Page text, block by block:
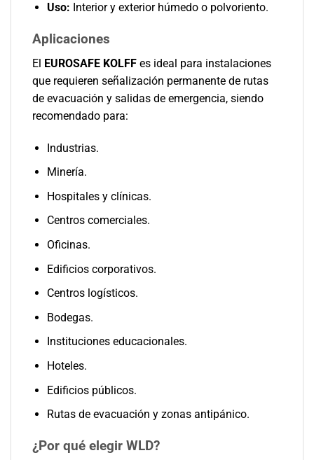
Uso: Interior y exterior húmedo o polvoriento.
Aplicaciones
El EUROSAFE KOLFF es ideal para instalaciones
que requieren señalización permanente de rutas
de evacuación y salidas de emergencia, siendo
recomendado para:
Industrias.
Minería.
Hospitales y clínicas.
Centros comerciales.
Oficinas.
Edificios corporativos.
Centros logísticos.
Bodegas.
Instituciones educacionales.
Hoteles.
Edificios públicos.
Rutas de evacuación y zonas antipánico.
¿Por qué elegir WLD?